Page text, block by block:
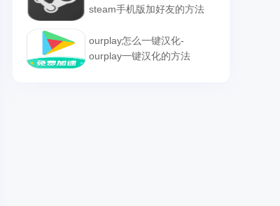
steam手机版加好友的方法
ourplay怎么一键汉化-
ourplay一键汉化的方法